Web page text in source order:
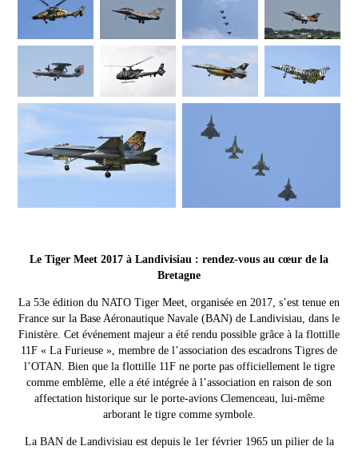
Le Tiger Meet 2017 à Landivisiau : rendez-vous au cœur de la
Bretagne
La 53e édition du NATO Tiger Meet, organisée en 2017, s’est tenue en
France sur la Base Aéronautique Navale (BAN) de Landivisiau, dans le
Finistère. Cet événement majeur a été rendu possible grâce à la flottille
11F « La Furieuse », membre de l’association des escadrons Tigres de
l’OTAN. Bien que la flottille 11F ne porte pas officiellement le tigre
comme emblème, elle a été intégrée à l’association en raison de son
affectation historique sur le porte-avions Clemenceau, lui-même
arborant le tigre comme symbole.
La BAN de Landivisiau est depuis le 1er février 1965 un pilier de la